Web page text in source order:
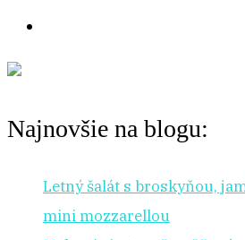
Najnovšie na blogu:
Letný šalát s broskyňou,
mini mozzarellou